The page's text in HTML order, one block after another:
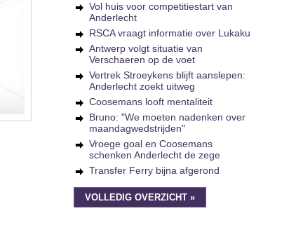
Vol huis voor competitiestart van
Anderlecht
RSCA vraagt informatie over Lukaku
Antwerp volgt situatie van
Verschaeren op de voet
Vertrek Stroeykens blijft aanslepen:
Anderlecht zoekt uitweg
Coosemans looft mentaliteit
Bruno: "We moeten nadenken over
maandagwedstrijden"
Vroege goal en Coosemans
schenken Anderlecht de zege
Transfer Ferry bijna afgerond
VOLLEDIG OVERZICHT »